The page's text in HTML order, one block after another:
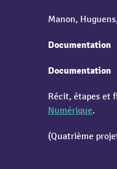
Manon,
Documentation
Documentation
Récit, étapes et
Numérique.
(Quatrième